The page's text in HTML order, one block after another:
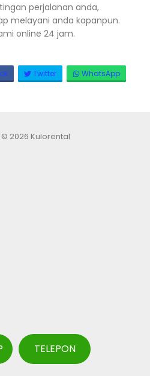
perjalanan anda,
melayani anda kapanpun.
online 24 jam.
Twitter WhatsApp
2026 Kulorental
TELEPON